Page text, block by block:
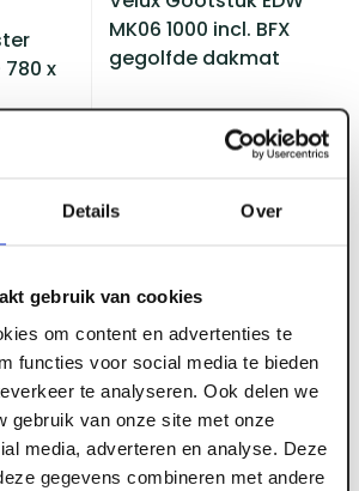
Details Over
gebruik van cookies
om content en advertenties te
functies voor social media te bieden
te analyseren. Ook delen we
gebruik van onze site met onze
media, adverteren en analyse. Deze
gegevens combineren met andere
780 x
MK06 1000 incl. BFX
gegolfde dakmat
Log in voor prijzen